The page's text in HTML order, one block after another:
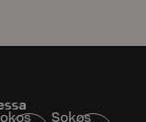
Sokos